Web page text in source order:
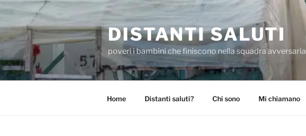
content
DISTANTI SALUTI
poveri i bambini che finiscono nella squadra avversaria
Home Distanti saluti? Chi sono Mi chiamano